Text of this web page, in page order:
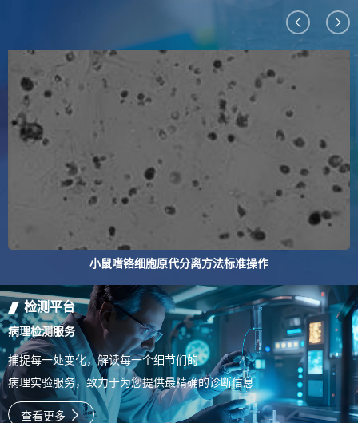
小鼠嗜铬细胞原代分离方法标准操作
检测平台
病理检测服务
捕捉每一处变化，解读每一个细节们的
病理实验服务，致力于为您提供最精确的诊断信息
查看更多